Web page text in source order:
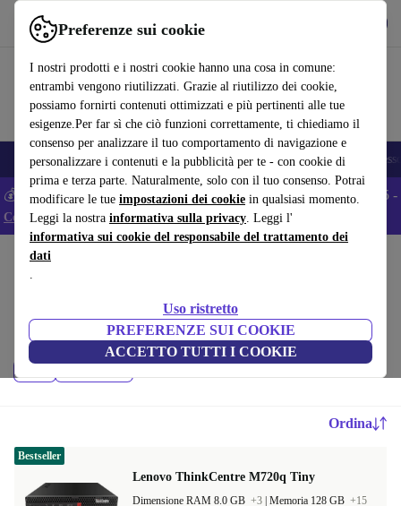
Preferenze sui cookie
I nostri prodotti e i nostri cookie hanno una cosa in comune:
entrambi vengono riutilizzati. Grazie al riutilizzo dei cookie,
possiamo fornirti contenuti ottimizzati e più pertinenti alle tue
esigenze.Per far sì che ciò funzioni correttamente, ti chiediamo il
consenso per analizzare il tuo comportamento di navigazione e
personalizzare i contenuti e la pubblicità per te - con cookie di
prima e terza parte. Naturalmente, solo con il tuo consenso. Potrai
modificare le tue impostazioni dei cookie in qualsiasi momento.
Leggi la nostra informativa sulla privacy. Leggi l'
informativa sui cookie del responsabile del trattamento dei
dati
.
Uso ristretto
PREFERENZE SUI COOKIE
ACCETTO TUTTI I COOKIE
Usa refurbed in modo rapido e semplice
🎒 Back to school Smartphone Portatili Tablet Smartwatch
💰 Extra -5% su tutti gli smartphone Android - Codice: ANDROID5 -
Condizioni
Home
Desktop Lenovo di alta qualità al miglior prezzo. Elettronica
ricondizionata con min. 12 mesi di garanzia.
Ordina
Lenovo ThinkCentre M720q Tiny
Dimensione RAM 8.0 GB +3 Memoria 128 GB +15
Bestseller